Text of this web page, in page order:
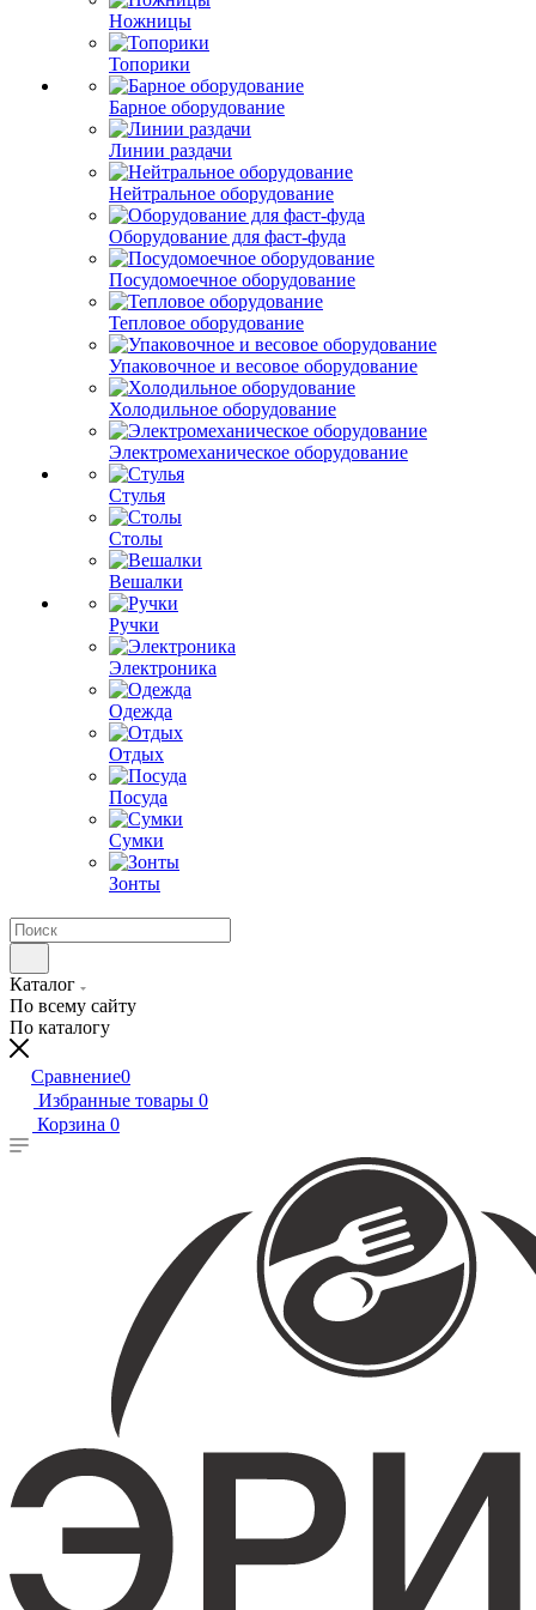
Ножницы
Топорики
Барное оборудование
Линии раздачи
Нейтральное оборудование
Оборудование для фаст-фуда
Посудомоечное оборудование
Тепловое оборудование
Упаковочное и весовое оборудование
Холодильное оборудование
Электромеханическое оборудование
Стулья
Столы
Вешалки
Ручки
Электроника
Одежда
Отдых
Посуда
Сумки
Зонты
Каталог
По всему сайту
По каталогу
Сравнение0
Избранные товары 0
Корзина 0